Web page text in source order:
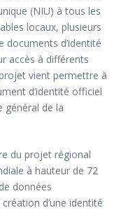
(NIU) à tous les
locaux, plusieurs
d’identité
accès à différents
vient permettre à
d’identité officiel
général de la
du projet régional
à hauteur de 72
données
d’une identité